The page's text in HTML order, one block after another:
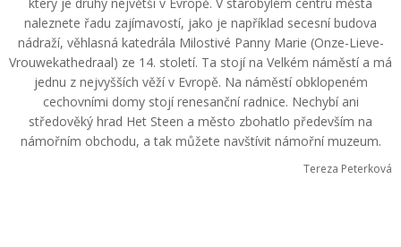
naleznete řadu zajímavostí, jako je například secesní budova
nádraží, věhlasná katedrála Milostivé Panny Marie (Onze-Lieve-
Vrouwekathedraal) ze 14. století. Ta stojí na Velkém náměstí a má
jednu z nejvyšších věží v Evropě. Na náměstí obklopeném
cechovními domy stojí renesanční radnice. Nechybí ani
středověký hrad Het Steen a město zbohatlo především na
námořním obchodu, a tak můžete navštívit námořní muzeum.
Tereza Peterková